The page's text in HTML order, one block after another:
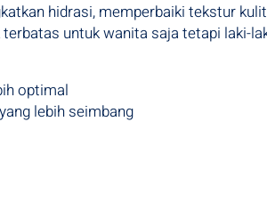
hidrasi, memperbaiki tekstur
untuk wanita saja tetapi laki-
optimal
lebih seimbang